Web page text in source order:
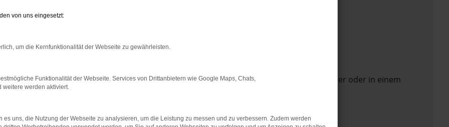
das Laden bestimmter Seiten verhindern. Funktioniert die Seite in einem anderen Browser oder in einem
zu beheben.
von uns eingesetzt:
um die Kernfunktionalität der Webseite zu gewährleisten.
Funktionalität der Webseite. Services von Drittanbietern wie Google Maps, Chats,
weitere werden aktiviert.
es uns, die Nutzung der Webseite zu analysieren, um die Leistung zu messen und zu verbessern. Zudem werden